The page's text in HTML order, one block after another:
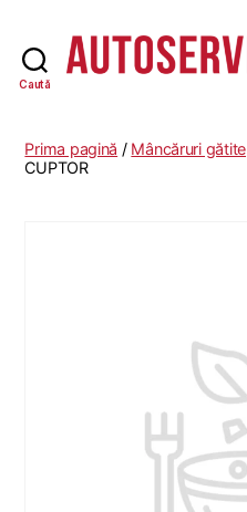
Caută
Prima pagină / Mâncăruri gătite
CUPTOR